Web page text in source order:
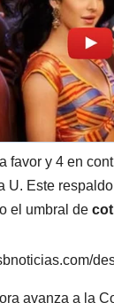
favor y 4 en
U. Este
el umbral de
avanza a la